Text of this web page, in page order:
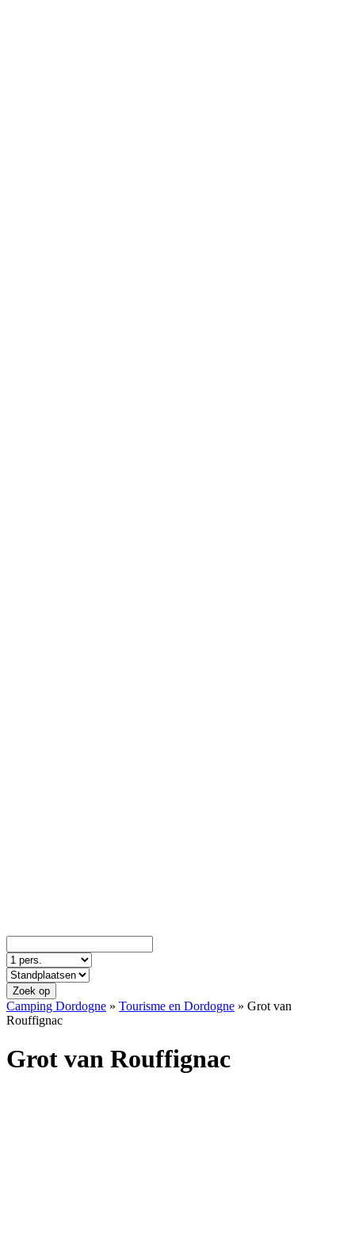
Zoek op
Camping Dordogne » Tourisme en Dordogne » Grot van
Rouffignac
Grot van Rouffignac